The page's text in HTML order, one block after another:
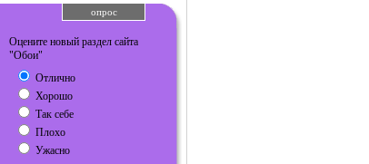
опрос
Оцените новый раздел сайта
"Обои"
Отлично
Хорошо
Так себе
Плохо
Ужасно